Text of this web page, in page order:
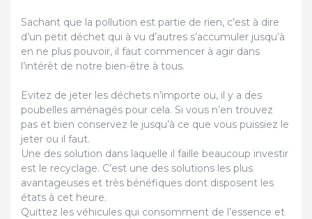
Sachant que la pollution est partie de rien, c’est à dire
d’un petit déchet qui à vu d’autres s’accumuler jusqu’à
en ne plus pouvoir, il faut commencer à agir dans
l’intérêt de notre bien-être à tous.
Evitez de jeter les déchets n’importe ou, il y a des
poubelles aménagés pour cela. Si vous n’en trouvez
pas et bien conservez le jusqu’à ce que vous puissiez le
jeter ou il faut.
Une des solution dans laquelle il faille beaucoup investir
est le recyclage. C’est une des solutions les plus
avantageuses et très bénéfiques dont disposent les
états à cet heure.
Quittez les véhicules qui consomment de l’essence et